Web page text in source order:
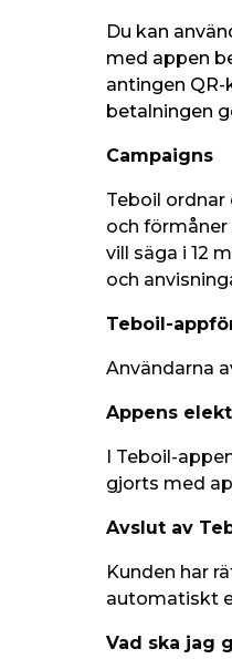
Du kan
med appen
antingen
betalningen
Campaigns
Teboil ordnar
och
vill säga i 12
och
Teboil-
Användarna
Appens
I Teboil-
gjorts med
Avslut av
Kunden har
automatiskt
Vad ska jag